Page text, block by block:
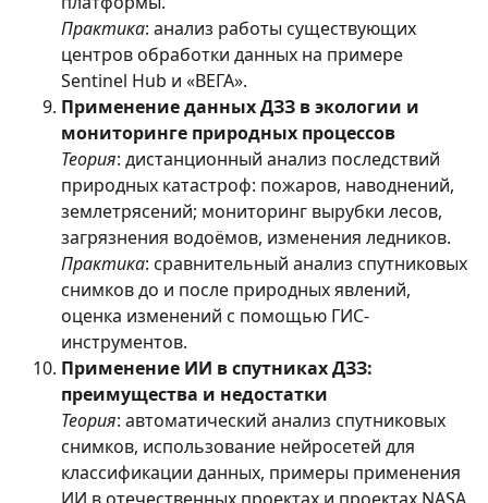
Практика: анализ работы существующих
центров обработки данных на примере
Sentinel Hub и «ВЕГА».
Применение данных ДЗЗ в экологии и
мониторинге природных процессов
Теория: дистанционный анализ последствий
природных катастроф: пожаров, наводнений,
землетрясений; мониторинг вырубки лесов,
загрязнения водоёмов, изменения ледников.
Практика: сравнительный анализ спутниковых
снимков до и после природных явлений,
оценка изменений с помощью ГИС-
инструментов.
Применение ИИ в спутниках ДЗЗ:
преимущества и недостатки
Теория: автоматический анализ спутниковых
снимков, использование нейросетей для
классификации данных, примеры применения